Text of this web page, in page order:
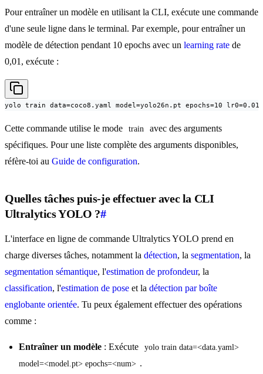
Pour entraîner un modèle en utilisant la CLI, exécute une commande
d'une seule ligne dans le terminal. Par exemple, pour entraîner un
modèle de détection pendant 10 epochs avec un learning rate de
0,01, exécute :
yolo train data=coco8.yaml model=yolo26n.pt epochs=10 lr0=0.01
Cette commande utilise le mode train
avec des arguments
spécifiques. Pour une liste complète des arguments disponibles,
réfère-toi au Guide de configuration.
Quelles tâches puis-je effectuer avec la CLI
Ultralytics YOLO ?#
L'interface en ligne de commande Ultralytics YOLO prend en
charge diverses tâches, notamment la détection, la segmentation, la
segmentation sémantique, l'estimation de profondeur, la
classification, l'estimation de pose et la détection par boîte
englobante orientée. Tu peux également effectuer des opérations
comme :
Entraîner un modèle : Exécute
yolo train data=<data.yaml>
model=<model.pt> epochs=<num> .